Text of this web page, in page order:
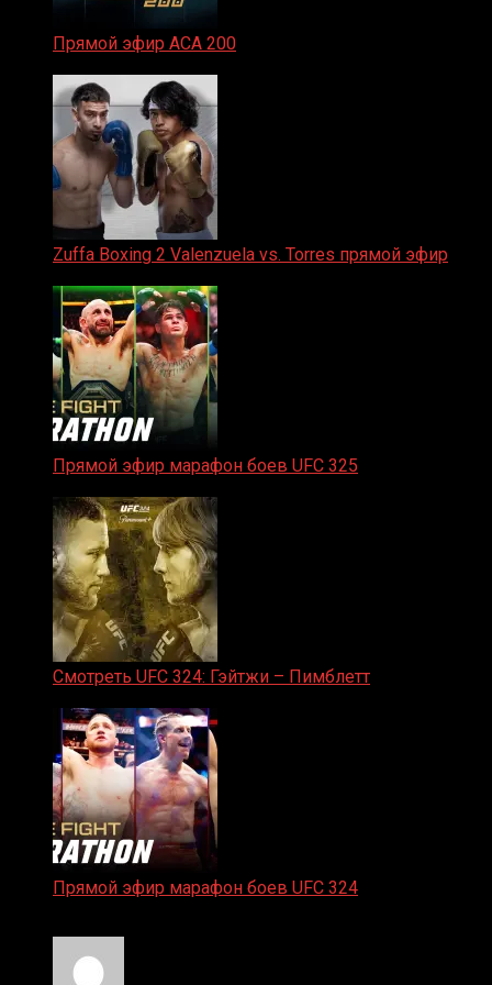
Прямой эфир ACA 200
Zuffa Boxing 2 Valenzuela vs. Torres прямой эфир
Прямой эфир марафон боев UFC 325
Смотреть UFC 324: Гэйтжи – Пимблетт
Прямой эфир марафон боев UFC 324